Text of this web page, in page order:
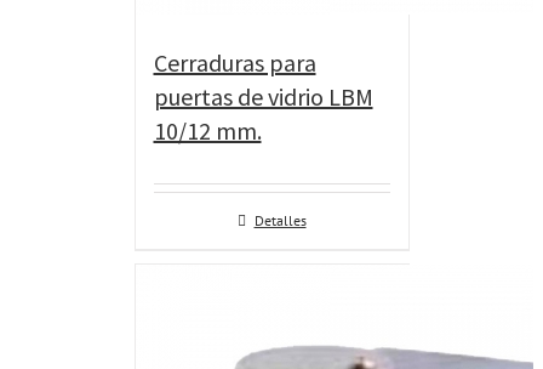
Cerraduras para
puertas de vidrio LBM
10/12 mm.
Detalles